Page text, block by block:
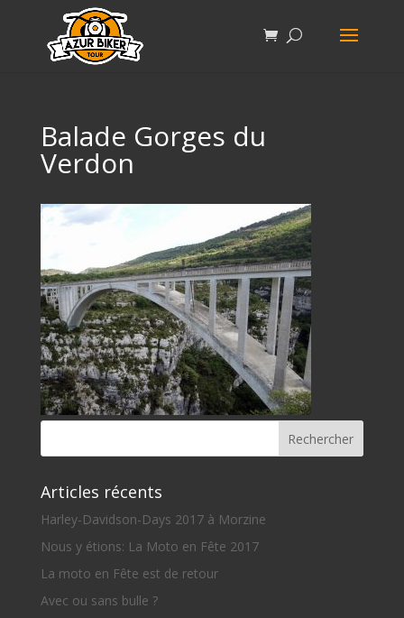
Balade Gorges du
Verdon
Articles récents
Harley-Davidson-Days 2017 à Morzine
Nous y étions: La Moto en Fête 2017
La moto en Fête est de retour
Avec ou sans bulle ?